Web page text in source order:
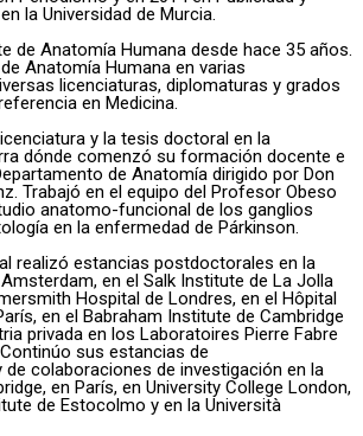
la Universidad de Murcia.
de Anatomía Humana desde hace 35 años.
Anatomía Humana en varias
licenciaturas, diplomaturas y grados
en Medicina.
y la tesis doctoral en la
dónde comenzó su formación docente e
de Anatomía dirigido por Don
Trabajó en el equipo del Profesor Obeso
anatomo-funcional de los ganglios
en la enfermedad de Párkinson.
realizó estancias postdoctorales en la
en el Salk Institute de La Jolla
Hospital de Londres, en el Hôpital
en el Babraham Institute de Cambridge
privada en los Laboratoires Pierre Fabre
sus estancias de
colaboraciones de investigación en la
en París, en University College London,
de Estocolmo y en la Università